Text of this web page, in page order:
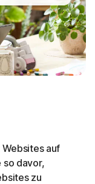
auf
so davor,
zu